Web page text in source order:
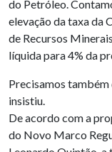
do Petróleo.
elevação da taxa da
de Recursos
líquida para 4% da
Precisamos
insistiu.
De acordo com a
do Novo Marco